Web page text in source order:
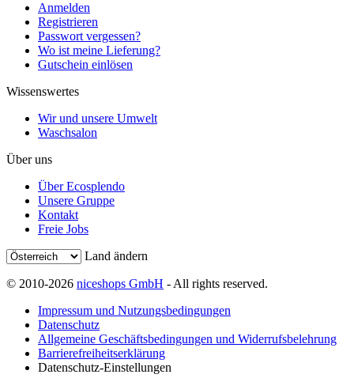
Anmelden
Registrieren
Passwort vergessen?
Wo ist meine Lieferung?
Gutschein einlösen
Wissenswertes
Wir und unsere Umwelt
Waschsalon
Über uns
Über Ecosplendo
Unsere Gruppe
Kontakt
Freie Jobs
Land ändern
© 2010-2026 niceshops GmbH - All rights reserved.
Impressum und Nutzungsbedingungen
Datenschutz
Allgemeine Geschäftsbedingungen und Widerrufsbelehrung
Barrierefreiheitserklärung
Datenschutz-Einstellungen